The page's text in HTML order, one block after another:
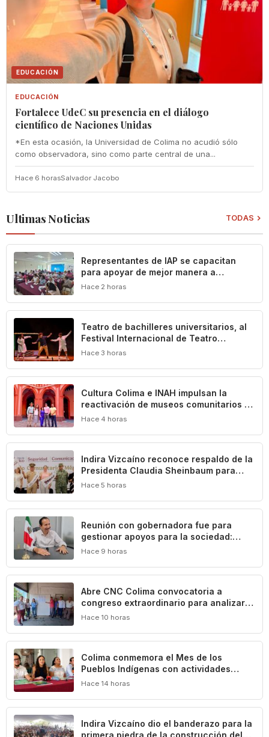
EDUCACIÓN
EDUCACIÓN
Fortalece UdeC su presencia en el diálogo
científico de Naciones Unidas
*En esta ocasión, la Universidad de Colima no acudió sólo
como observadora, sino como parte central de una...
Hace 6 horasSalvador Jacobo
Ultimas Noticias TODAS
Representantes de IAP se capacitan
para apoyar de mejor manera a
población vulnerable del estado de
Hace 2 horas
Teatro de bachilleres universitarios, al
Festival Internacional de Teatro
Universitario de la UNAM
Hace 3 horas
Cultura Colima e INAH impulsan la
reactivación de museos comunitarios en
el estado
Hace 4 horas
Indira Vizcaíno reconoce respaldo de la
Presidenta Claudia Sheinbaum para
impulsar el desarrollo de Manzanillo y
Hace 5 horas
Reunión con gobernadora fue para
gestionar apoyos para la sociedad:
Federico Rangel
Hace 9 horas
Abre CNC Colima convocatoria a
congreso extraordinario para analizar
crisis del campo
Hace 10 horas
Colima conmemora el Mes de los
Pueblos Indígenas con actividades
culturales y académicas
Hace 14 horas
Indira Vizcaíno dio el banderazo para la
primera piedra de la construcción del